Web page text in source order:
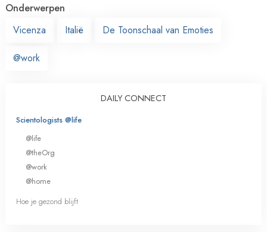
Onderwerpen
Vicenza
Italië De Toonschaal van Emoties
@work
DAILY CONNECT
Scientologists @life
@life
@theOrg
@work
@home
Hoe je gezond blijft